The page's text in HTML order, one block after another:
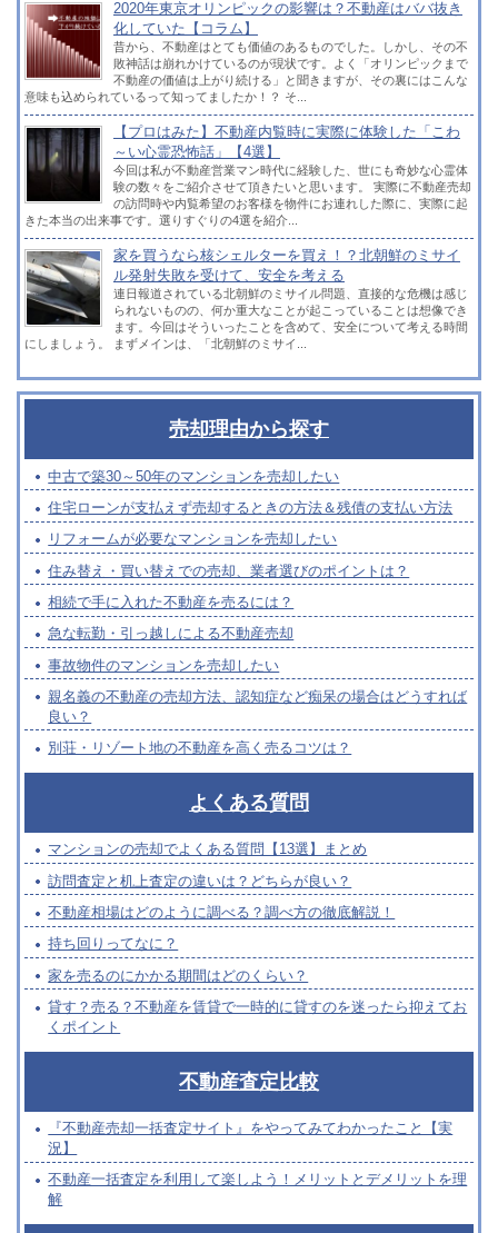
2020年東京オリンピックの影響は？不動産はババ抜き
化していた【コラム】
昔から、不動産はとても価値のあるものでした。しかし、その不
敗神話は崩れかけているのが現状です。よく「オリンピックまで
不動産の価値は上がり続ける」と聞きますが、その裏にはこんな
意味も込められているって知ってましたか！？ そ...
【プロはみた】不動産内覧時に実際に体験した「こわ
～い心霊恐怖話」【4選】
今回は私が不動産営業マン時代に経験した、世にも奇妙な心霊体
験の数々をご紹介させて頂きたいと思います。 実際に不動産売却
の訪問時や内覧希望のお客様を物件にお連れした際に、実際に起
きた本当の出来事です。選りすぐりの4選を紹介...
家を買うなら核シェルターを買え！？北朝鮮のミサイ
ル発射失敗を受けて、安全を考える
連日報道されている北朝鮮のミサイル問題、直接的な危機は感じ
られないものの、何か重大なことが起こっていることは想像でき
ます。今回はそういったことを含めて、安全について考える時間
にしましょう。 まずメインは、「北朝鮮のミサイ...
売却理由から探す
中古で築30～50年のマンションを売却したい
住宅ローンが支払えず売却するときの方法＆残債の支払い方法
リフォームが必要なマンションを売却したい
住み替え・買い替えでの売却、業者選びのポイントは？
相続で手に入れた不動産を売るには？
急な転勤・引っ越しによる不動産売却
事故物件のマンションを売却したい
親名義の不動産の売却方法、認知症など痴呆の場合はどうすれば
良い？
別荘・リゾート地の不動産を高く売るコツは？
よくある質問
マンションの売却でよくある質問【13選】まとめ
訪問査定と机上査定の違いは？どちらが良い？
不動産相場はどのように調べる？調べ方の徹底解説！
持ち回りってなに？
家を売るのにかかる期間はどのくらい？
貸す？売る？不動産を賃貸で一時的に貸すのを迷ったら抑えてお
くポイント
不動産査定比較
『不動産売却一括査定サイト』をやってみてわかったこと【実
況】
不動産一括査定を利用して楽しよう！メリットとデメリットを理
解